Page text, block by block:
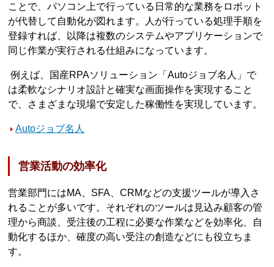
ことで、パソコン上で行っている日常的な業務をロボット
が代替して自動化が図れます。人が行っている処理手順を
登録すれば、以降は複数のシステムやアプリケーションで
同じ作業が実行される仕組みになっています。
例えば、国産RPAソリューション「Autoジョブ名人」で
は柔軟なシナリオ設計と確実な画面操作を実現すること
で、さまざまな現場で安定した稼働性を実現しています。
Autoジョブ名人
営業活動の効率化
営業部門にはMA、SFA、CRMなどの支援ツールが導入さ
れることが多いです。それぞれのツールは見込み顧客の管
理から商談、受注後の工程に必要な作業などを効率化、自
動化するほか、確度の高い受注の創造などにも役立ちま
す。